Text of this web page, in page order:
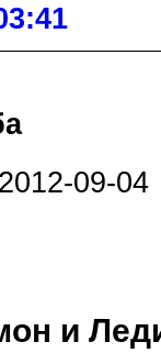
09-04
и